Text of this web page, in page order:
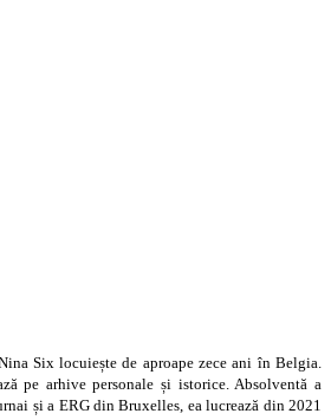
Six locuiește de aproape zece ani în Belgia.
pe arhive personale și istorice. Absolventă a
și a ERG din Bruxelles, ea lucrează din 2021